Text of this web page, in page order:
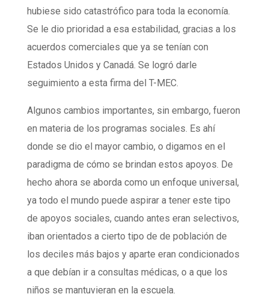
hubiese sido catastrófico para toda la economía.
Se le dio prioridad a esa estabilidad, gracias a los
acuerdos comerciales que ya se tenían con
Estados Unidos y Canadá. Se logró darle
seguimiento a esta firma del T-MEC.
Algunos cambios importantes, sin embargo, fueron
en materia de los programas sociales. Es ahí
donde se dio el mayor cambio, o digamos en el
paradigma de cómo se brindan estos apoyos. De
hecho ahora se aborda como un enfoque universal,
ya todo el mundo puede aspirar a tener este tipo
de apoyos sociales, cuando antes eran selectivos,
iban orientados a cierto tipo de de población de
los deciles más bajos y aparte eran condicionados
a que debían ir a consultas médicas, o a que los
niños se mantuvieran en la escuela.